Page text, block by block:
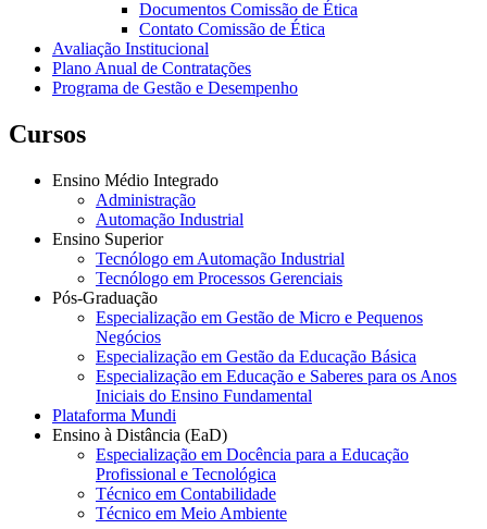
Documentos Comissão de Ética
Contato Comissão de Ética
Avaliação Institucional
Plano Anual de Contratações
Programa de Gestão e Desempenho
Cursos
Ensino Médio Integrado
Administração
Automação Industrial
Ensino Superior
Tecnólogo em Automação Industrial
Tecnólogo em Processos Gerenciais
Pós-Graduação
Especialização em Gestão de Micro e Pequenos
Negócios
Especialização em Gestão da Educação Básica
Especialização em Educação e Saberes para os Anos
Iniciais do Ensino Fundamental
Plataforma Mundi
Ensino à Distância (EaD)
Especialização em Docência para a Educação
Profissional e Tecnológica
Técnico em Contabilidade
Técnico em Meio Ambiente